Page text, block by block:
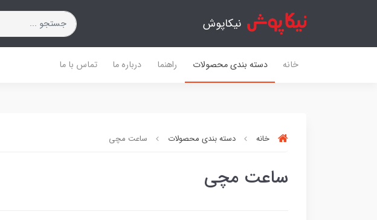
نیکاپوش
خانه دسته بندی محصولات راهنما درباره ما تماس با ما
خانه دسته بندی محصولات ساعت مچی
ساعت مچی